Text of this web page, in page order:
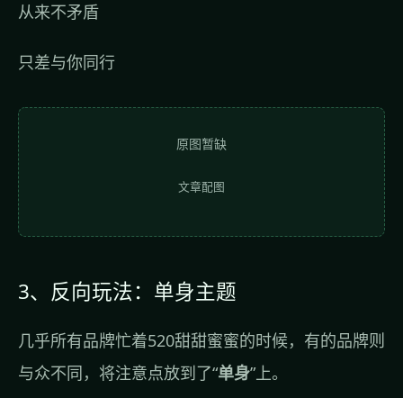
从来不矛盾
只差与你同行
原图暂缺
文章配图
3、反向玩法：单身主题
几乎所有品牌忙着520甜甜蜜蜜的时候，有的品牌则
与众不同，将注意点放到了“单身”上。